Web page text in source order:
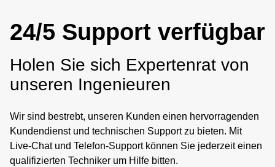
24/5 Support verfügbar
Holen Sie sich Expertenrat von
unseren Ingenieuren
Wir sind bestrebt, unseren Kunden einen hervorragenden
Kundendienst und technischen Support zu bieten. Mit
Live-Chat und Telefon-Support können Sie jederzeit einen
qualifizierten Techniker um Hilfe bitten.